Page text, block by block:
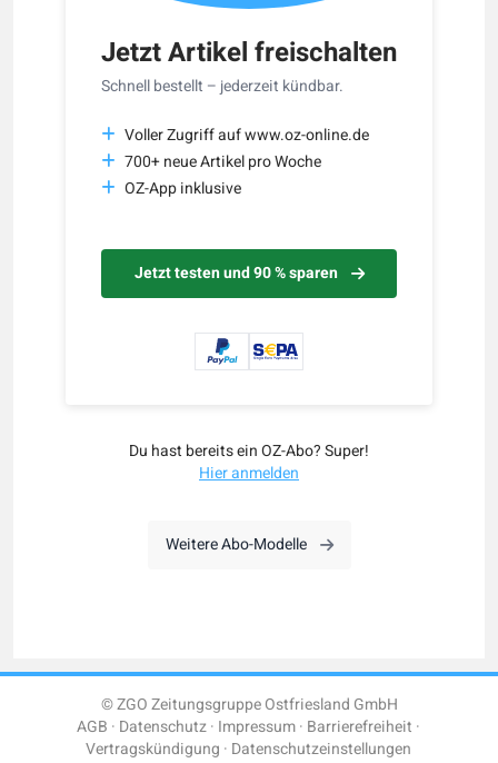
Jetzt Artikel freischalten
Schnell bestellt – jederzeit kündbar.
Voller Zugriff auf www.oz-online.de
700+ neue Artikel pro Woche
OZ-App inklusive
Jetzt testen und 90 % sparen
Du hast bereits ein OZ-Abo? Super!
Hier anmelden
Weitere Abo-Modelle
© ZGO Zeitungsgruppe Ostfriesland GmbH
AGB Datenschutz Impressum Barrierefreiheit
Vertragskündigung Datenschutzeinstellungen